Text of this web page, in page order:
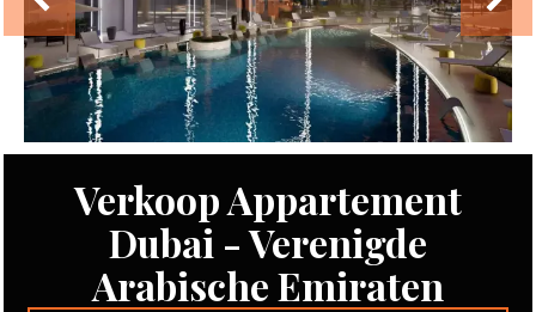
Verkoop Appartement
Dubai - Verenigde
Arabische Emiraten